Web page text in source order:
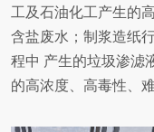
工及石油化工产生的
含盐废水；制浆造纸
程中 产生的垃圾渗滤
的高浓度、高毒性、